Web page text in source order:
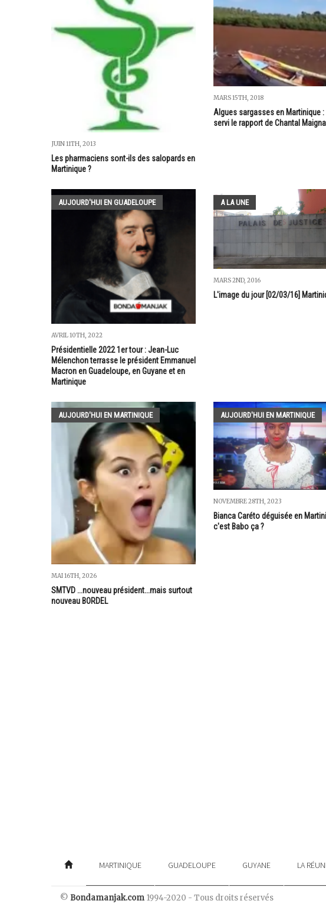
JUIN 11TH, 2013
Les pharmaciens sont-ils des salopards en
Martinique ?
MARS 15TH, 2018
Algues sargasses en Martinique :
servi le rapport de Chantal
AUJOURD'HUI EN GUADELOUPE
AVRIL 10TH, 2022
Présidentielle 2022 1er tour : Jean-Luc
Mélenchon terrasse le président Emmanuel
Macron en Guadeloupe, en Guyane et en
Martinique
A LA UNE
MARS 2ND, 2016
L'image du jour [02/03/16]
AUJOURD'HUI EN MARTINIQUE
MAI 16TH, 2026
SMTVD ...nouveau président...mais surtout
nouveau BORDEL
AUJOURD'HUI EN MARTINIQUE
NOVEMBRE 28TH, 2023
Bianca Caréto déguisée en
c'est Babo ça ?
MARTINIQUE GUADELOUPE GUYANE LA
© Bondamanjak.com 1994-2020 - Tous droits réservés